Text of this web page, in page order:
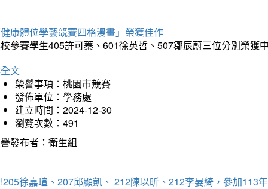
康體位學藝競賽四格漫畫」榮獲佳作
參賽學生405許可蓁、601徐英哲、507鄒辰蔚三位分別榮獲
文
榮譽事項：桃園市競賽
發佈單位：學務處
建立時間：2024-12-30
瀏覽次數：491
發布者：衛生組
徐嘉瑄、207邱顯凱、 212陳以昕、212李晏綺，參加113